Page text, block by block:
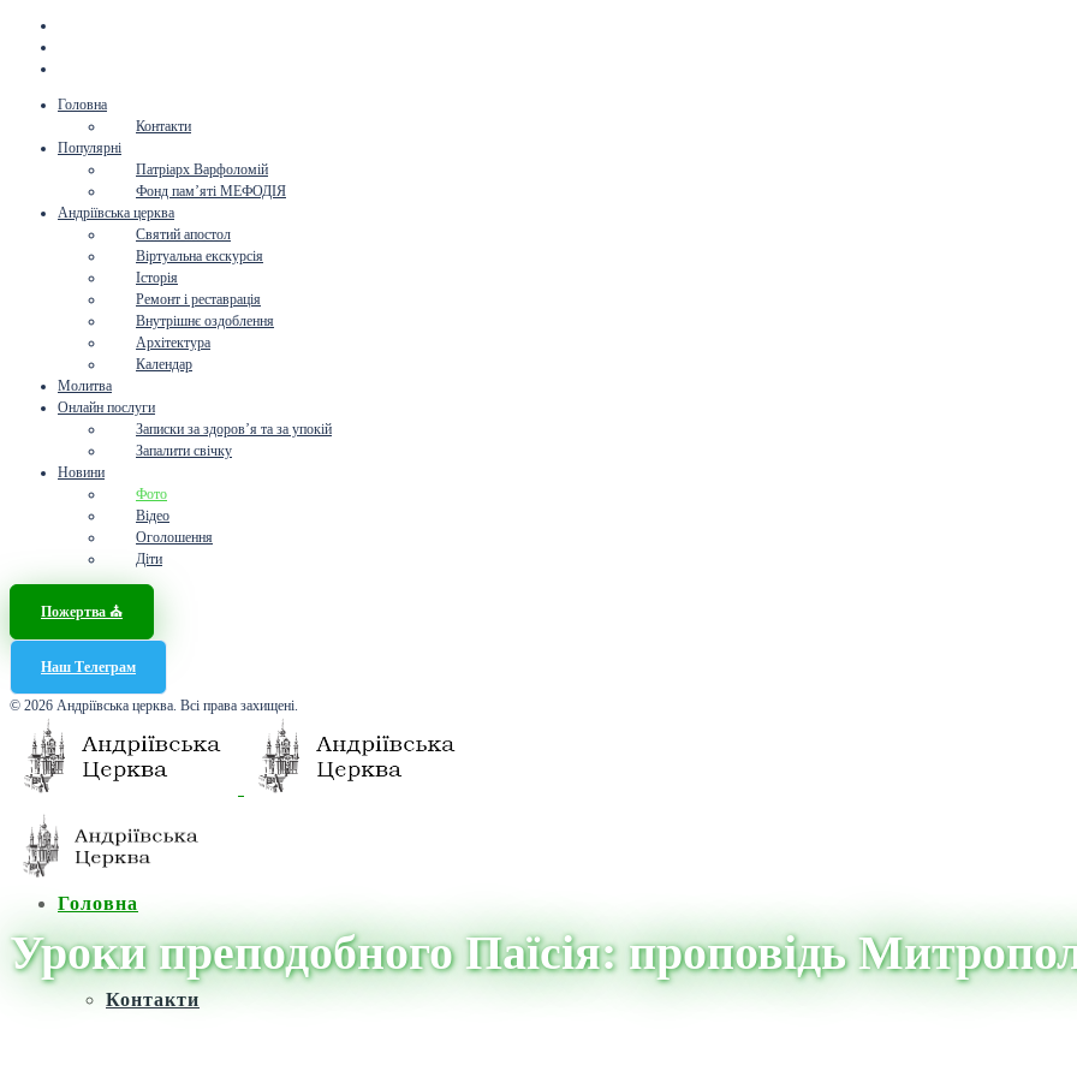
Головна
Контакти
Популярні
Патріарх Варфоломій
Фонд пам’яті МЕФОДІЯ
Андріївська церква
Святий апостол
Віртуальна екскурсія
Історія
Ремонт і реставрація
Внутрішнє оздоблення
Архітектура
Календар
Молитва
Онлайн послуги
Записки за здоров’я та за упокій
Запалити свічку
Новини
Фото
Відео
Оголошення
Діти
Пожертва ⛪️
Наш Телеграм
© 2026 Андріївська церква. Всі права захищені.
Головна
Контакти
Уроки преподобного Паїсія: проповідь